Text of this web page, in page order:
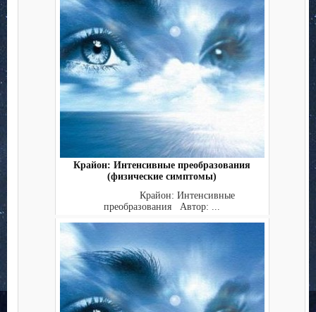
Крайон: Интенсивные преобразования
(физические симптомы)
Крайон: Интенсивные
преобразования Автор: ...